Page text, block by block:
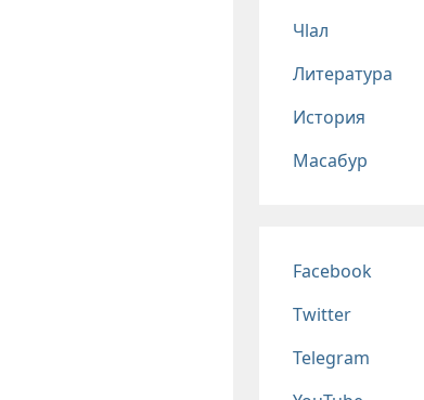
Чlал
Литература
История
Масабур
Соц сети
Facebook
Twitter
Telegram